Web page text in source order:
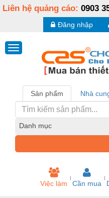
Liên hệ quảng cáo: 0903
Đăng nhập
Sản phẩm Nhà
Danh mục
Việc làm Cần mua